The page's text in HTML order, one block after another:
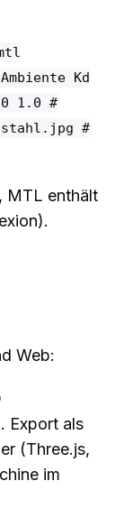
Kd
1.0 #
stahl.jpg #
MTL enthält
Web:
Export als
(Three.js,
im